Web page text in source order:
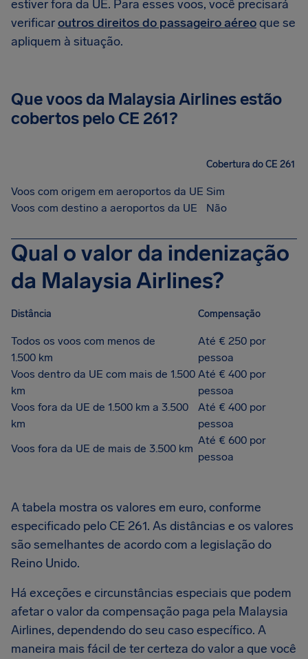
estiver fora da UE. Para esses voos, você precisará
verificaroutros direitos do passageiro aéreoque se
apliquem à situação.
Que voos da Malaysia Airlines estão
cobertos pelo CE 261?
Cobertura do CE 261
Voos com origem em aeroportos da UE Sim
Voos com destino a aeroportos da UE
Não
Qual o valor da indenização
da Malaysia Airlines?
Distância Compensação
Todos os voos com menos de
1.500 km
Até € 250 por
pessoa
Voos dentro da UE com mais de 1.500
km
Até € 400 por
pessoa
Voos fora da UE de 1.500 km a 3.500
km
Até € 400 por
pessoa
Voos fora da UE de mais de 3.500 km
Até € 600 por
pessoa
A tabela mostra os valores em euro, conforme
especificado pelo CE 261. As distâncias e os valores
são semelhantes de acordo com a legislação do
Reino Unido.
Há exceções e circunstâncias especiais que podem
afetar o valor da compensação paga pela Malaysia
Airlines, dependendo do seu caso específico. A
maneira mais fácil de ter certeza do valor a que você